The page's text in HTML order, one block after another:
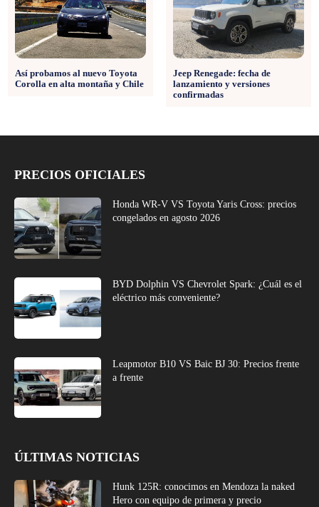
Así probamos al nuevo Toyota
Corolla en alta montaña y Chile
Jeep Renegade: fecha de
lanzamiento y versiones
confirmadas
PRECIOS OFICIALES
Honda WR-V VS Toyota Yaris Cross: precios
congelados en agosto 2026
BYD Dolphin VS Chevrolet Spark: ¿Cuál es el
eléctrico más conveniente?
Leapmotor B10 VS Baic BJ 30: Precios frente
a frente
ÚLTIMAS NOTICIAS
Hunk 125R: conocimos en Mendoza la naked
Hero con equipo de primera y precio